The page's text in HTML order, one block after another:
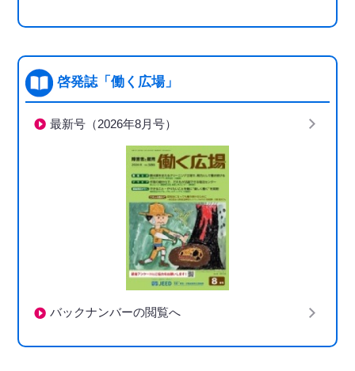
啓発誌「働く広場」
最新号（2026年8月号）
バックナンバーの閲覧へ